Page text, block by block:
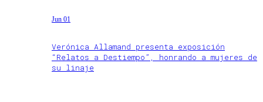
Jun 01
Verónica Allamand presenta exposición
“Relatos a Destiempo”, honrando a mujeres de
su linaje